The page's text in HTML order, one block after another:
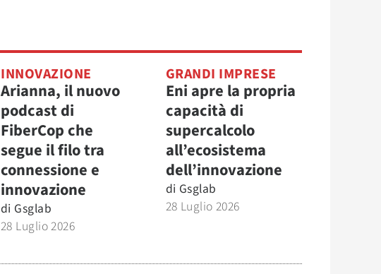
INNOVAZIONE
Arianna, il nuovo
podcast di
FiberCop che
segue il filo tra
connessione e
innovazione
di Gsglab
28 Luglio 2026
GRANDI IMPRESE
Eni apre la propria
capacità di
supercalcolo
all’ecosistema
dell’innovazione
di Gsglab
28 Luglio 2026